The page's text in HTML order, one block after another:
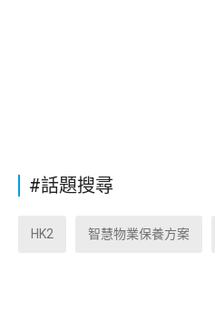
#話題搜尋
HK2 智慧物業保養方案